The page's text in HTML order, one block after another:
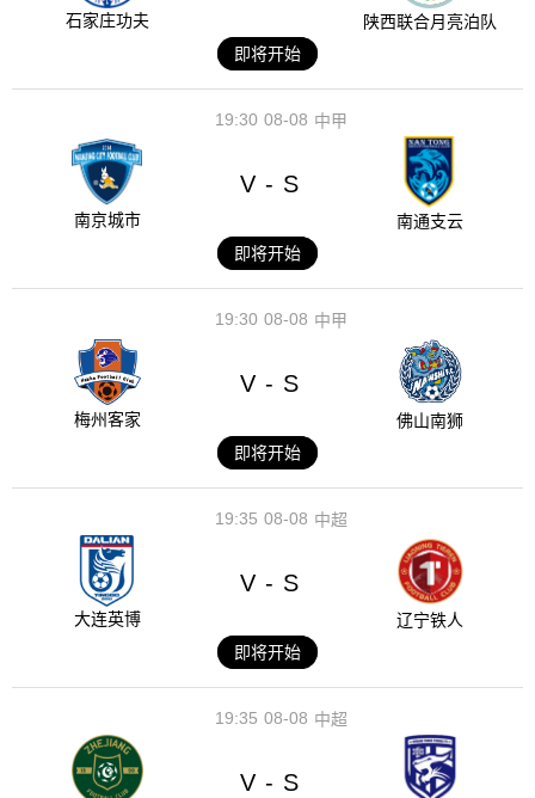
石家庄功夫
陕西联合月亮泊队
即将开始
08-08
19:30 中甲
南京城市
V - S
南通支云
即将开始
08-08
19:30 中甲
梅州客家
V - S
佛山南狮
即将开始
08-08
19:35 中超
大连英博
V - S
辽宁铁人
即将开始
08-08
19:35 中超
V - S